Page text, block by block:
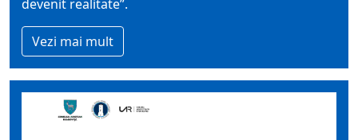
devenit realitate”.
Vezi mai mult